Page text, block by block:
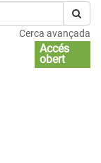
Cerca avançada
Accés
obert